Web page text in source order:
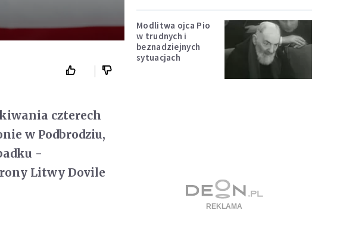
czterech
w Podbrodziu,
-
Litwy Dovile
Modlitwa ojca Pio
w trudnych i
beznadziejnych
sytuacjach